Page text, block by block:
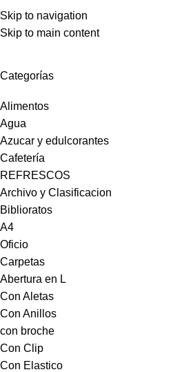
Skip to navigation
Skip to main content
Tecnología y telefonía
Categorías
Alimentos
Agua
Azucar y edulcorantes
Cafetería
REFRESCOS
Archivo y Clasificacion
Biblioratos
A4
Oficio
Carpetas
Abertura en L
Con Aletas
Con Anillos
con broche
Con Clip
Con Elastico